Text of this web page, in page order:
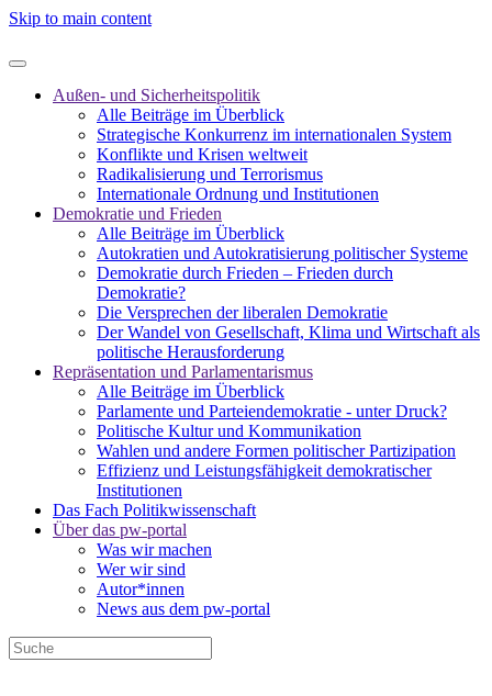
Skip to main content
Außen- und Sicherheitspolitik
Alle Beiträge im Überblick
Strategische Konkurrenz im internationalen System
Konflikte und Krisen weltweit
Radikalisierung und Terrorismus
Internationale Ordnung und Institutionen
Demokratie und Frieden
Alle Beiträge im Überblick
Autokratien und Autokratisierung politischer Systeme
Demokratie durch Frieden – Frieden durch
Demokratie?
Die Versprechen der liberalen Demokratie
Der Wandel von Gesellschaft, Klima und Wirtschaft als
politische Herausforderung
Repräsentation und Parlamentarismus
Alle Beiträge im Überblick
Parlamente und Parteiendemokratie - unter Druck?
Politische Kultur und Kommunikation
Wahlen und andere Formen politischer Partizipation
Effizienz und Leistungsfähigkeit demokratischer
Institutionen
Das Fach Politikwissenschaft
Über das pw-portal
Was wir machen
Wer wir sind
Autor*innen
News aus dem pw-portal